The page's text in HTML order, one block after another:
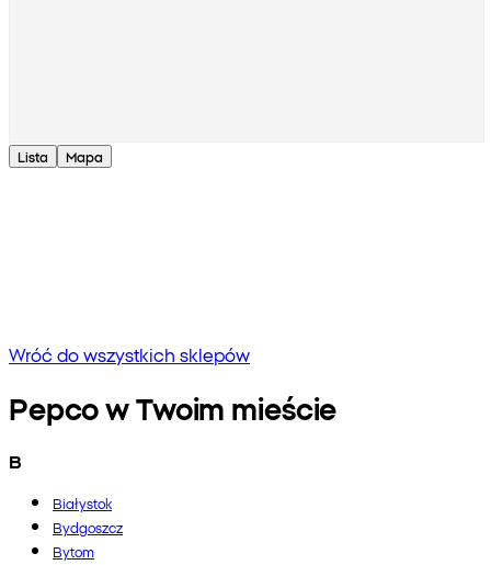
Lista Mapa
Wróć do wszystkich sklepów
Pepco w Twoim mieście
B
Białystok
Bydgoszcz
Bytom